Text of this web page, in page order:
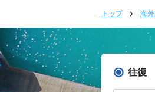
トップ 海
往復